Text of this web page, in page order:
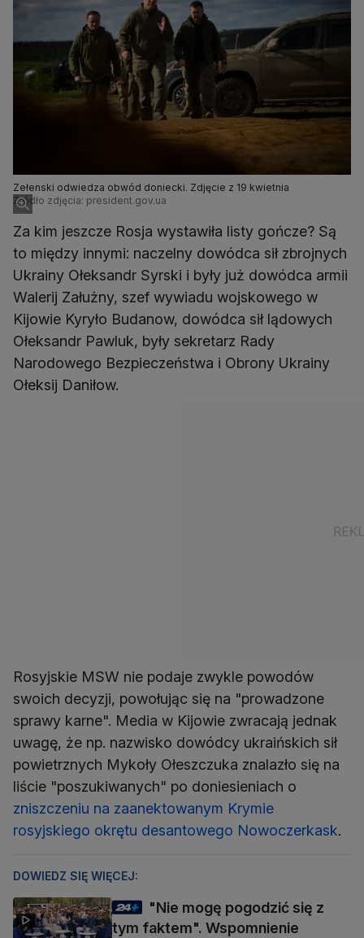
Zełenski odwiedza obwód doniecki. Zdjęcie z 19 kwietnia
Źródło zdjęcia: president.gov.ua
Za kim jeszcze Rosja wystawiła listy gończe? Są
to między innymi: naczelny dowódca sił zbrojnych
Ukrainy Ołeksandr Syrski i były już dowódca armii
Walerij Załużny, szef wywiadu wojskowego w
Kijowie Kyryło Budanow, dowódca sił lądowych
Ołeksandr Pawluk, były sekretarz Rady
Narodowego Bezpieczeństwa i Obrony Ukrainy
Ołeksij Daniłow.
Rosyjskie MSW nie podaje zwykle powodów
swoich decyzji, powołując się na "prowadzone
sprawy karne". Media w Kijowie zwracają jednak
uwagę, że np. nazwisko dowódcy ukraińskich sił
powietrznych Mykoły Ołeszczuka znalazło się na
liście "poszukiwanych" po doniesieniach o
zniszczeniu na zaanektowanym Krymie
rosyjskiego okrętu desantowego Nowoczerkask.
DOWIEDZ SIĘ WIĘCEJ:
"Nie mogę pogodzić się z
tym faktem". Wspomnienie